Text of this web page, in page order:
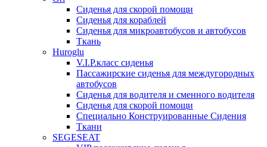
Cиденья для скорой помощи
Сиденья для кораблей
Сиденья для микроавтобусов и автобусов
Ткань
Huroglu
V.I.P.класс сиденья
Пассажирские сиденья для междугородных
автобусов
Сиденья для водителя и сменного водителя
Сиденья для скорой помощи
Специально Конструированные Сидения
Ткани
SEGESEAT